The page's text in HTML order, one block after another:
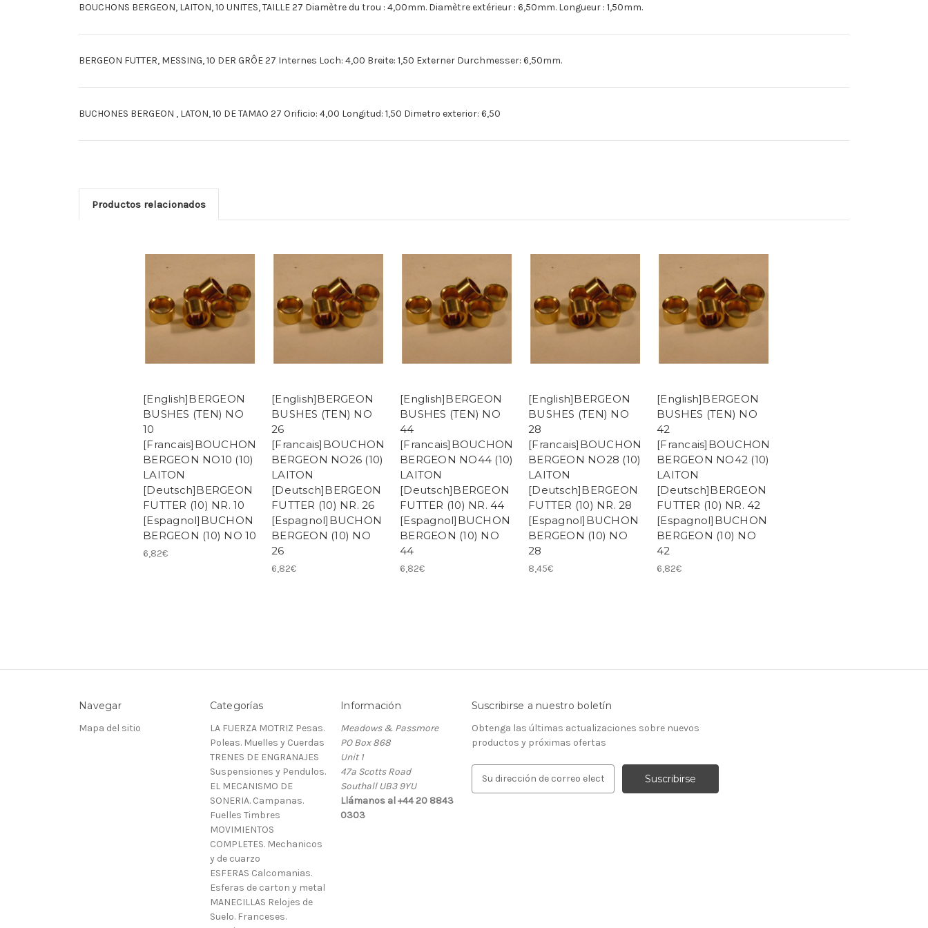
BOUCHONS BERGEON, LAITON, 10 UNITES, TAILLE 27 Diamètre du trou : 4,00mm. Diamètre extérieur : 6,50mm. Longueur : 1,50mm.
BERGEON FUTTER, MESSING, 10 DER GRÔE 27 Internes Loch: 4,00 Breite: 1,50 Externer Durchmesser: 6,50mm.
BUCHONES BERGEON , LATON, 10 DE TAMAO 27 Orificio: 4,00 Longitud: 1,50 Dimetro exterior: 6,50
Productos relacionados
[English]BERGEON
BUSHES (TEN) NO
10
[Francais]BOUCHON
BERGEON NO10 (10)
LAITON
[Deutsch]BERGEON
FUTTER (10) NR. 10
[Espagnol]BUCHON
BERGEON (10) NO 10
6,82€
[English]BERGEON
BUSHES (TEN) NO
26
[Francais]BOUCHON
BERGEON NO26 (10)
LAITON
[Deutsch]BERGEON
FUTTER (10) NR. 26
[Espagnol]BUCHON
BERGEON (10) NO
26
6,82€
[English]BERGEON
BUSHES (TEN) NO
44
[Francais]BOUCHON
BERGEON NO44 (10)
LAITON
[Deutsch]BERGEON
FUTTER (10) NR. 44
[Espagnol]BUCHON
BERGEON (10) NO
44
6,82€
[English]BERGEON
BUSHES (TEN) NO
28
[Francais]BOUCHON
BERGEON NO28 (10)
LAITON
[Deutsch]BERGEON
FUTTER (10) NR. 28
[Espagnol]BUCHON
BERGEON (10) NO
28
8,45€
[English]BERGEON
BUSHES (TEN) NO
42
[Francais]BOUCHON
BERGEON NO42 (10)
LAITON
[Deutsch]BERGEON
FUTTER (10) NR. 42
[Espagnol]BUCHON
BERGEON (10) NO
42
6,82€
Navegar
Mapa del sitio
Categorías
LA FUERZA MOTRIZ Pesas.
Poleas. Muelles y Cuerdas
TRENES DE ENGRANAJES
Suspensiones y Pendulos.
EL MECANISMO DE
SONERIA. Campanas.
Fuelles Timbres
MOVIMIENTOS
COMPLETES. Mechanicos
y de cuarzo
ESFERAS Calcomanias.
Esferas de carton y metal
MANECILLAS Relojes de
Suelo. Franceses.
Información
Meadows & Passmore
PO Box 868
Unit 1
47a Scotts Road
Southall UB3 9YU
Llámanos al +44 20 8843
0303
Suscribirse a nuestro boletín
Obtenga las últimas actualizaciones sobre nuevos
productos y próximas ofertas